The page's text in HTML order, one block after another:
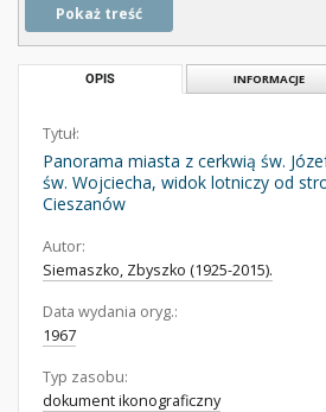
Pokaż treść
OPIS INFORMACJE
Tytuł:
Panorama miasta z cerkwią św.
św. Wojciecha, widok lotniczy od
Cieszanów
Autor:
Siemaszko, Zbyszko (1925-2015).
Data wydania oryg.:
1967
Typ zasobu:
dokument ikonograficzny